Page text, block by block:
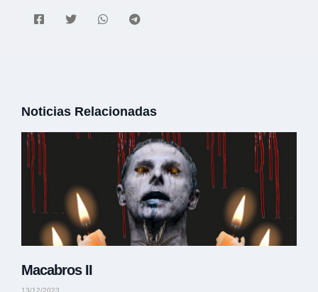
Noticias Relacionadas
Macabros II
13/12/2023